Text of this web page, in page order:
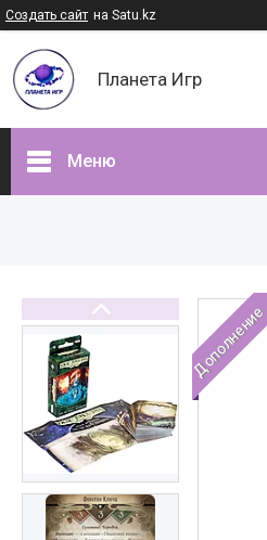
Создать сайт на Satu.kz
Планета Игр
Меню
О нас
Часто задаваемые вопросы
Дополнение